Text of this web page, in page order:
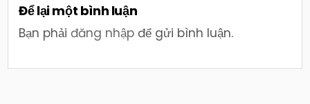
Để lại một bình luận
Bạn phảiđăng nhập để gửi bình luận.